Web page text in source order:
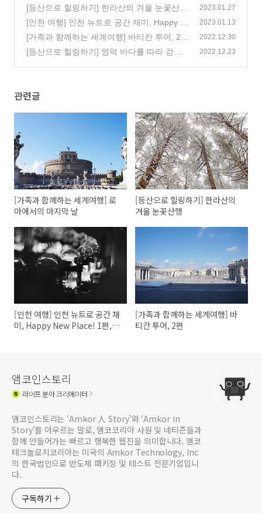
막 날
(1)
[등산으로 힐링하기] 한라산의 겨울 눈꽃산행
(0)
2023.01.27
[인천 여행] 인천 뉴트로 공간 재미, Happy N
ew Place! 1편, 라이트하우스
(0)
2023.01.13
[가족과 함께하는 세계여행] 바티칸 투어, 2편
(0)
2022.12.30
[등산으로 힐링하기] 영덕 바다를 따라 걷는
2022.12.23
관련글
[가족과 함께하는 세계여행] 로
마에서의 마지막 날
[등산으로 힐링하기] 한라산의
겨울 눈꽃산행
[인천 여행] 인천 뉴트로 공간 재
미, Happy New Place! 1편, 라
[가족과 함께하는 세계여행] 바
티칸 투어, 2편
앰코인스토리
라이프분야 크리에이터
앰코인스토리는 ‘Amkor 人 Story’와 ‘Amkor in
Story’를 아우르는 말로, 앰코코리아 사원 및 네티즌들과
함께 만들어가는 빠르고 행복한 웹진을 의미합니다. 앰코
테크놀로지코리아는 미국의 Amkor Technology, Inc
의 한국법인으로 반도체 패키징 및 테스트 전문기업입니
다.
구독하기